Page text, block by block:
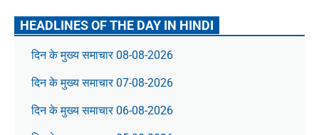
HEADLINES OF THE DAY IN HINDI
दिन के मुख्य समाचार 08-08-2026
दिन के मुख्य समाचार 07-08-2026
दिन के मुख्य समाचार 06-08-2026